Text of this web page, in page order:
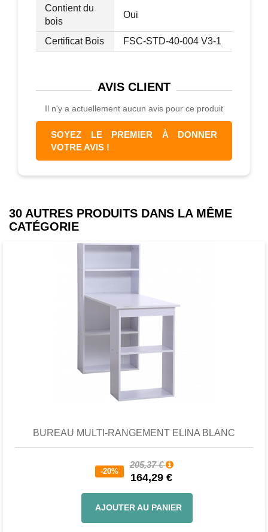
Spécifications :
x 80H cm
- Dim. totales bureau droit déplié : 181L x
45I x 80H cm
- Charge max. recommandée : 70 Kg
- Livraison effectuée en un colis
Contient du
bois
Oui
Certificat Bois FSC-STD-40-004 V3-1
AVIS CLIENT
Il n'y a actuellement aucun avis pour ce produit
SOYEZ LE PREMIER À DONNER
VOTRE AVIS !
30 AUTRES PRODUITS DANS LA MÊME
CATÉGORIE
BUREAU MULTI-RANGEMENT ELINA BLANC
-20%
205,37 €
164,29 €
AJOUTER AU PANIER
Favori